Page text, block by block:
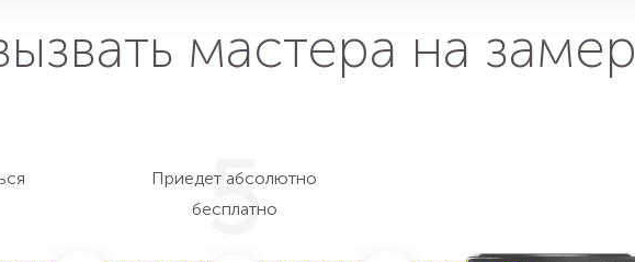
мастера на замер
5
Приедет абсолютно
бесплатно